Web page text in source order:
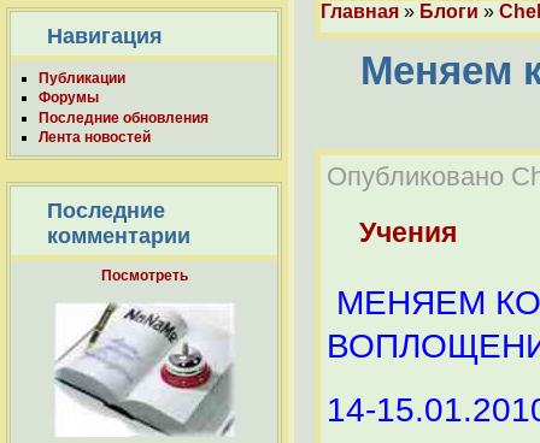
Навигация
Публикации
Форумы
Последние обновления
Лента новостей
Последние
комментарии
Посмотреть
Главная » Блоги »
Меняем
Опубликовано
Учения
МЕНЯЕМ
14-